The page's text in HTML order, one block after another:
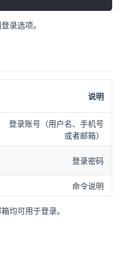
录选项。
说明
登录账号（用户名、手机号
或者邮箱）
登录密码
命令说明
均可用于登录。